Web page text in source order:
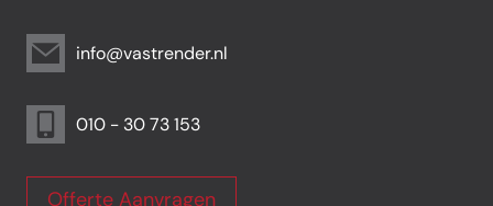
info@vastrender.nl
010 - 30 73 153
Offerte Aanvragen